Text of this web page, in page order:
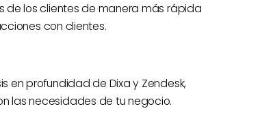
de los clientes de manera más rápida
con clientes.
en profundidad de Dixa y Zendesk,
las necesidades de tu negocio.